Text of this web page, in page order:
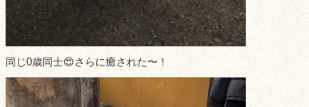
同じ0歳同士😍さらに癒された〜！